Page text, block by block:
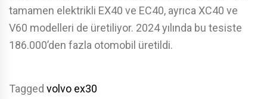
tamamen elektrikli EX40 ve EC40, ayrıca XC40 ve
V60 modelleri de üretiliyor. 2024 yılında bu tesiste
186.000’den fazla otomobil üretildi.
Tagged volvo ex30